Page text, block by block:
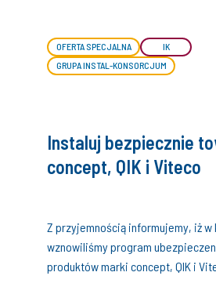
OFERTA SPECJALNA
IK
GRUPA INSTAL-KONSORCJUM
Instaluj bezpiecznie
concept, QIK i Viteco
Z przyjemnością informujemy, iż w
wznowiliśmy program
produktów marki concept, QIK i